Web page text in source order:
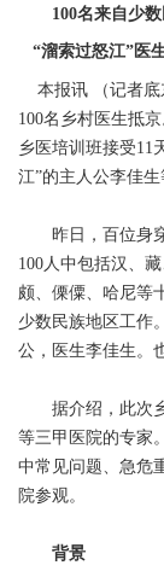
100名来自少
“溜索过怒江”医
本报讯 （记者底
100名乡村医生抵
乡医培训班接受11
江”的主人公李佳生
昨日，百位身穿
100人中包括汉、
颇、傈僳、哈尼等
少数民族地区工作
公，医生李佳生。
据介绍，此次乡
等三甲医院的专家
中常见问题、急危
院参观。
背景